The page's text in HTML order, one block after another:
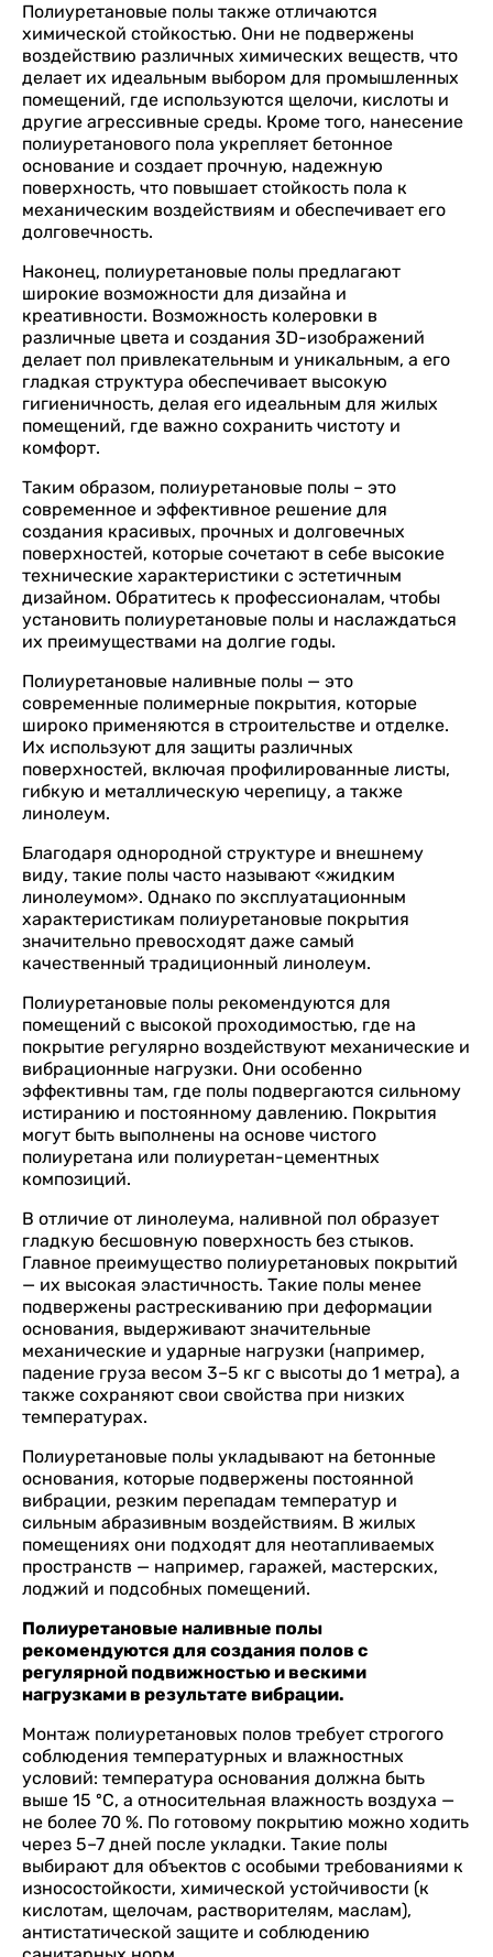
Полиуретановые полы также отличаются
химической стойкостью. Они не подвержены
воздействию различных химических веществ, что
делает их идеальным выбором для промышленных
помещений, где используются щелочи, кислоты и
другие агрессивные среды. Кроме того, нанесение
полиуретанового пола укрепляет бетонное
основание и создает прочную, надежную
поверхность, что повышает стойкость пола к
механическим воздействиям и обеспечивает его
долговечность.
Наконец, полиуретановые полы предлагают
широкие возможности для дизайна и
креативности. Возможность колеровки в
различные цвета и создания 3D-изображений
делает пол привлекательным и уникальным, а его
гладкая структура обеспечивает высокую
гигиеничность, делая его идеальным для жилых
помещений, где важно сохранить чистоту и
комфорт.
Таким образом, полиуретановые полы – это
современное и эффективное решение для
создания красивых, прочных и долговечных
поверхностей, которые сочетают в себе высокие
технические характеристики с эстетичным
дизайном. Обратитесь к профессионалам, чтобы
установить полиуретановые полы и наслаждаться
их преимуществами на долгие годы.
Полиуретановые наливные полы — это
современные полимерные покрытия, которые
широко применяются в строительстве и отделке.
Их используют для защиты различных
поверхностей, включая профилированные листы,
гибкую и металлическую черепицу, а также
линолеум.
Благодаря однородной структуре и внешнему
виду, такие полы часто называют «жидким
линолеумом». Однако по эксплуатационным
характеристикам полиуретановые покрытия
значительно превосходят даже самый
качественный традиционный линолеум.
Полиуретановые полы рекомендуются для
помещений с высокой проходимостью, где на
покрытие регулярно воздействуют механические и
вибрационные нагрузки. Они особенно
эффективны там, где полы подвергаются сильному
истиранию и постоянному давлению. Покрытия
могут быть выполнены на основе чистого
полиуретана или полиуретан-цементных
композиций.
В отличие от линолеума, наливной пол образует
гладкую бесшовную поверхность без стыков.
Главное преимущество полиуретановых покрытий
— их высокая эластичность. Такие полы менее
подвержены растрескиванию при деформации
основания, выдерживают значительные
механические и ударные нагрузки (например,
падение груза весом 3–5 кг с высоты до 1 метра), а
также сохраняют свои свойства при низких
температурах.
Полиуретановые полы укладывают на бетонные
основания, которые подвержены постоянной
вибрации, резким перепадам температур и
сильным абразивным воздействиям. В жилых
помещениях они подходят для неотапливаемых
пространств — например, гаражей, мастерских,
лоджий и подсобных помещений.
Полиуретановые наливные полы
рекомендуются для создания полов с
регулярной подвижностью и вескими
нагрузками в результате вибрации.
Монтаж полиуретановых полов требует строгого
соблюдения температурных и влажностных
условий: температура основания должна быть
выше 15 ºС, а относительная влажность воздуха —
не более 70 %. По готовому покрытию можно ходить
через 5–7 дней после укладки. Такие полы
выбирают для объектов с особыми требованиями к
износостойкости, химической устойчивости (к
кислотам, щелочам, растворителям, маслам),
антистатической защите и соблюдению